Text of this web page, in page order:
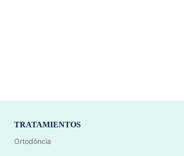
TRATAMIENTOS
Ortodòncia